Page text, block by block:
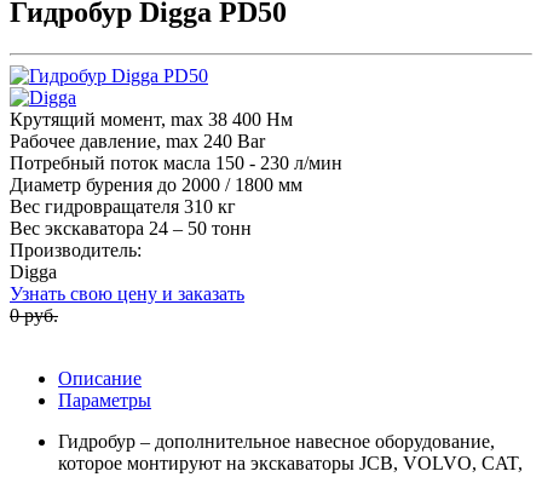
Гидробур Digga PD50
Крутящий момент, max 38 400 Нм
Рабочее давление, max 240 Bar
Потребный поток масла 150 - 230 л/мин
Диаметр бурения до 2000 / 1800 мм
Вес гидровращателя 310 кг
Вес экскаватора 24 – 50 тонн
Производитель:
Digga
Узнать свою цену и заказать
0 руб.
Описание
Параметры
Гидробур – дополнительное навесное оборудование,
которое монтируют на экскаваторы JCB, VOLVO, CAT,